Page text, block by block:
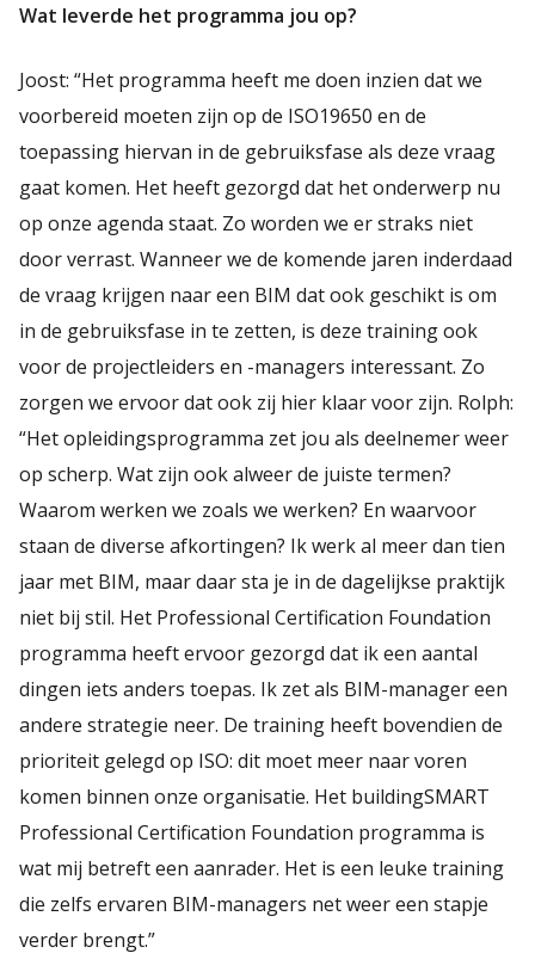
Wat leverde het programma jou op?
Joost: “Het programma heeft me doen inzien dat we
voorbereid moeten zijn op de ISO19650 en de
toepassing hiervan in de gebruiksfase als deze vraag
gaat komen. Het heeft gezorgd dat het onderwerp nu
op onze agenda staat. Zo worden we er straks niet
door verrast. Wanneer we de komende jaren inderdaad
de vraag krijgen naar een BIM dat ook geschikt is om
in de gebruiksfase in te zetten, is deze training ook
voor de projectleiders en -managers interessant. Zo
zorgen we ervoor dat ook zij hier klaar voor zijn. Rolph:
“Het opleidingsprogramma zet jou als deelnemer weer
op scherp. Wat zijn ook alweer de juiste termen?
Waarom werken we zoals we werken? En waarvoor
staan de diverse afkortingen? Ik werk al meer dan tien
jaar met BIM, maar daar sta je in de dagelijkse praktijk
niet bij stil. Het Professional Certification Foundation
programma heeft ervoor gezorgd dat ik een aantal
dingen iets anders toepas. Ik zet als BIM-manager een
andere strategie neer. De training heeft bovendien de
prioriteit gelegd op ISO: dit moet meer naar voren
komen binnen onze organisatie. Het buildingSMART
Professional Certification Foundation programma is
wat mij betreft een aanrader. Het is een leuke training
die zelfs ervaren BIM-managers net weer een stapje
verder brengt.”